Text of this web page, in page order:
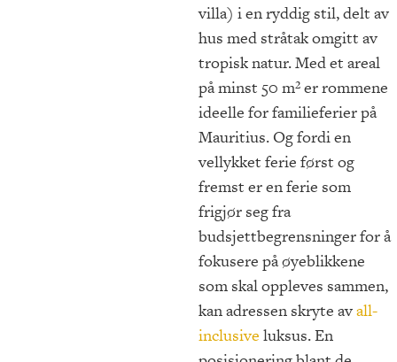
villa) i en ryddig stil, delt av
hus med stråtak omgitt av
tropisk natur. Med et areal
på minst 50 m² er rommene
ideelle for familieferier på
Mauritius. Og fordi en
vellykket ferie først og
fremst er en ferie som
frigjør seg fra
budsjettbegrensninger for å
fokusere på øyeblikkene
som skal oppleves sammen,
kan adressen skryte avall-
inclusive luksus. En